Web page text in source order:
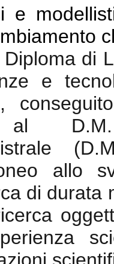
e
Diploma di
e
al
allo
di durata